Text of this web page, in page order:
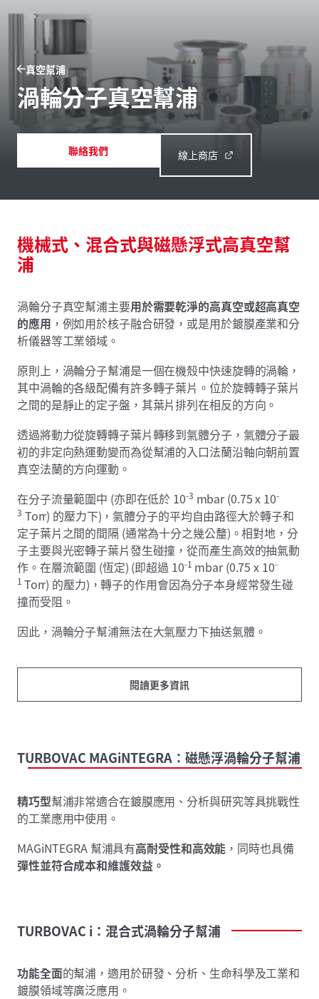
真空幫浦
渦輪分子真空幫浦
聯絡我們 線上商店
機械式、混合式與磁懸浮式高真空幫
浦
渦輪分子真空幫浦主要用於需要乾淨的高真空或超高真空
的應用 ，例如用於核子融合研發，或是用於鍍膜產業和分
析儀器等工業領域。
原則上，渦輪分子幫浦是一個在機殼中快速旋轉的渦輪，
其中渦輪的各級配備有許多轉子葉片。位於旋轉轉子葉片
之間的是靜止的定子盤，其葉片排列在相反的方向。
透過將動力從旋轉轉子葉片轉移到氣體分子，氣體分子最
初的非定向熱運動變而為從幫浦的入口法蘭沿軸向朝前置
真空法蘭的方向運動。
在分子流量範圍中 (亦即在低於 10-3 mbar (0.75 x 10-
3 Torr) 的壓力下)，氣體分子的平均自由路徑大於轉子和
定子葉片之間的間隔 (通常為十分之幾公釐)。相對地，分
子主要與光密轉子葉片發生碰撞，從而產生高效的抽氣動
作。在層流範圍 (恆定) (即超過 10-1 mbar (0.75 x 10-
1 Torr) 的壓力)，轉子的作用會因為分子本身經常發生碰
撞而受阻。
因此，渦輪分子幫浦無法在大氣壓力下抽送氣體。
閱讀更多資訊
TURBOVAC MAGiNTEGRA：磁懸浮渦輪分子幫浦
精巧型幫浦非常適合在鍍膜應用、分析與研究等具挑戰性
的工業應用中使用。
MAGiNTEGRA 幫浦具有高耐受性和高效能 ，同時也具備
彈性並符合成本和維護效益。
TURBOVAC i：混合式渦輪分子幫浦
功能全面的幫浦，適用於研發、分析、生命科學及工業和
鍍膜領域等廣泛應用。